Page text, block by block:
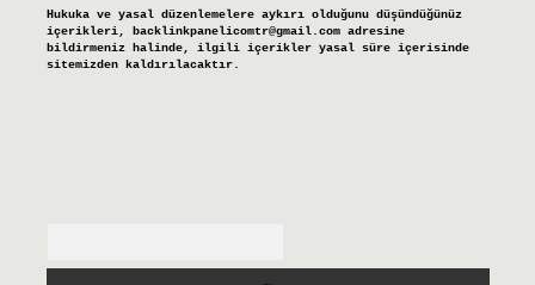
Hukuka ve yasal düzenlemelere aykırı olduğunu düşündüğünüz
içerikleri, backlinkpanelicomtr@gmail.comadresine
bildirmeniz halinde, ilgili içerikler yasal süre içerisinde
sitemizden kaldırılacaktır.